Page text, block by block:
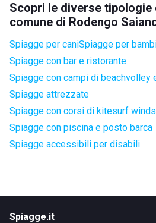
Scopri le diverse tipologie
comune di Rodengo
Spiagge per caniSpiagge per
Spiagge con bar e ristorante
Spiagge con campi di beachvolley
Spiagge attrezzate
Spiagge con corsi di kitesurf
Spiagge con piscina e posto barca
Spiagge accessibili per disabili
Spiagge.it